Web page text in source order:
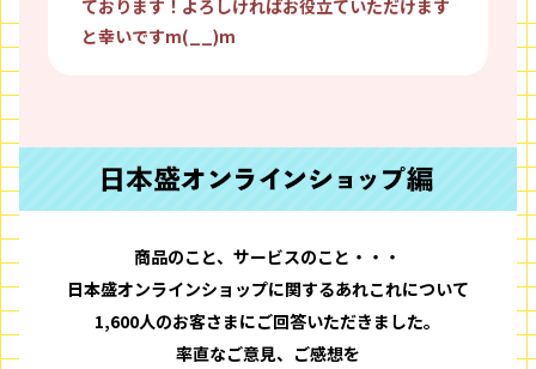
ております！よろしければお役立ていただけます
と幸いですm(__)m
商品のこと、サービスのこと・・・
日本盛オンラインショップに関するあれこれについて
1,600人のお客さまにご回答いただきました。
率直なご意見、ご感想を